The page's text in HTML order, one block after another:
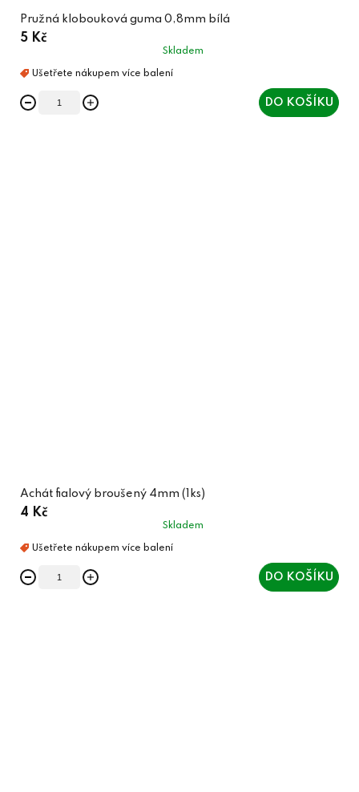
Pružná klobouková guma 0,8mm bílá
5 Kč
Skladem
DO KOŠÍKU
Achát fialový broušený 4mm (1ks)
4 Kč
Skladem
DO KOŠÍKU